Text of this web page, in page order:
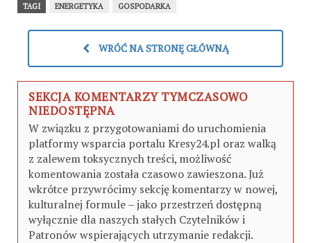
TAGI ENERGETYKA GOSPODARKA
WRÓĆ NA STRONĘ GŁÓWNĄ
SEKCJA KOMENTARZY TYMCZASOWO
NIEDOSTĘPNA
W związku z przygotowaniami do uruchomienia
platformy wsparcia portalu Kresy24.pl oraz walką
z zalewem toksycznych treści, możliwość
komentowania została czasowo zawieszona. Już
wkrótce przywrócimy sekcję komentarzy w nowej,
kulturalnej formule – jako przestrzeń dostępną
wyłącznie dla naszych stałych Czytelników i
Patronów wspierających utrzymanie redakcji.